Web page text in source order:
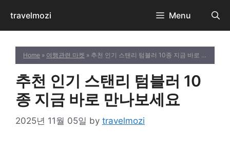
content
travelmozi Menu
Home » 여행관련 마켓 » 추천 인기 스탠리 텀블러 10종 지금 바로 만나보세요
추천 인기 스탠리 텀블러 10
종 지금 바로 만나보세요
2025년 11월 05일 by travelmozi